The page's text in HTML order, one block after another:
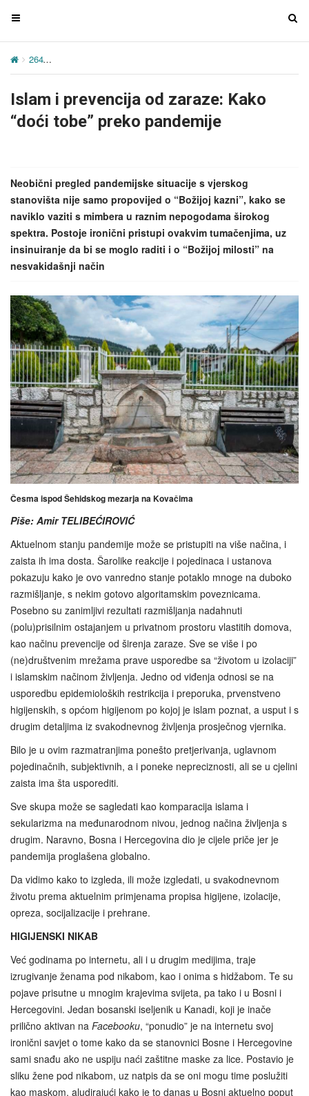
T
g
e
n
g
a
t
i
o
n
T
264
Islam i prevencija od zaraze: Kako
“doći tobe” preko pandemije
Neobični pregled pandemijske situacije s vjerskog
stanovišta nije samo propovijed o “Božijoj kazni”, kako se
naviklo vaziti s mimbera u raznim nepogodama širokog
spektra. Postoje ironični pristupi ovakvim tumačenjima, uz
insinuiranje da bi se moglo raditi i o “Božijoj milosti” na
nesvakidašnji način
Česma ispod Šehidskog mezarja na Kovačima
Piše: Amir TELIBEĆIROVIĆ
Aktuelnom stanju pandemije može se pristupiti na više načina, i
zaista ih ima dosta. Šarolike reakcije i pojedinaca i ustanova
pokazuju kako je ovo vanredno stanje potaklo mnoge na duboko
razmišljanje, s nekim gotovo algoritamskim poveznicama.
Posebno su zanimljivi rezultati razmišljanja nadahnuti
(polu)prisilnim ostajanjem u privatnom prostoru vlastitih domova,
kao načinu prevencije od širenja zaraze. Sve se više i po
(ne)društvenim mrežama prave usporedbe sa “životom u izolaciji”
i islamskim načinom življenja. Jedno od viđenja odnosi se na
usporedbu epidemioloških restrikcija i preporuka, prvenstveno
higijenskih, s općom higijenom po kojoj je islam poznat, a usput i s
drugim detaljima iz svakodnevnog življenja prosječnog vjernika.
Bilo je u ovim razmatranjima ponešto pretjerivanja, uglavnom
pojedinačnih, subjektivnih, a i poneke nepreciznosti, ali se u cjelini
zaista ima šta usporediti.
Sve skupa može se sagledati kao komparacija islama i
sekularizma na međunarodnom nivou, jednog načina življenja s
drugim. Naravno, Bosna i Hercegovina dio je cijele priče jer je
pandemija proglašena globalno.
Da vidimo kako to izgleda, ili može izgledati, u svakodnevnom
životu prema aktuelnim primjenama propisa higijene, izolacije,
opreza, socijalizacije i prehrane.
HIGIJENSKI NIKAB
Već godinama po internetu, ali i u drugim medijima, traje
izrugivanje ženama pod nikabom, kao i onima s hidžabom. Te su
pojave prisutne u mnogim krajevima svijeta, pa tako i u Bosni i
Hercegovini. Jedan bosanski iseljenik u Kanadi, koji je inače
prilično aktivan na Facebooku, “ponudio” je na internetu svoj
ironični savjet o tome kako da se stanovnici Bosne i Hercegovine
sami snađu ako ne uspiju naći zaštitne maske za lice. Postavio je
sliku žene pod nikabom, uz natpis da se oni mogu time poslužiti
kao maskom, aludirajući kako je to danas u Bosni aktuelno poput